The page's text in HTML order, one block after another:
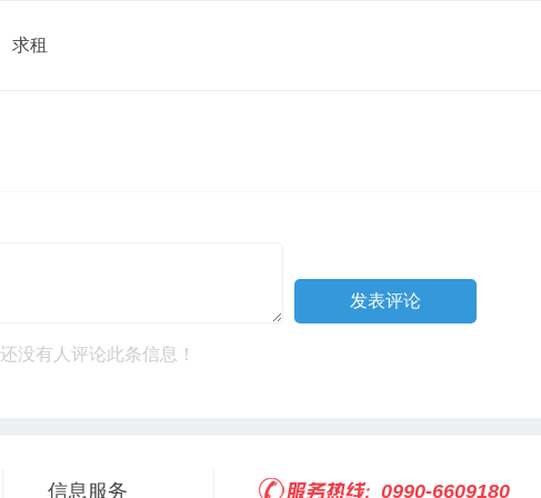
求租
还没有人评论此条信息！
信息服务 0990-6609180